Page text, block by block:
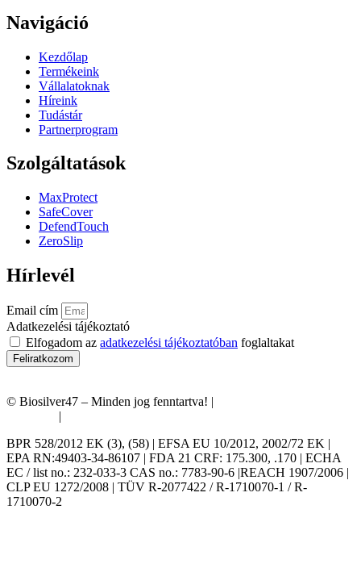
Navigáció
Kezdőlap
Termékeink
Vállalatoknak
Híreink
Tudástár
Partnerprogram
Szolgáltatások
MaxProtect
SafeCover
DefendTouch
ZeroSlip
Hírlevél
Email cím
Adatkezelési tájékoztató
Elfogadom az adatkezelési tájékoztatóban foglaltakat
Feliratkozom
© Biosilver47 – Minden jog fenntartva! |
|
BPR 528/2012 EK (3), (58) | EFSA EU 10/2012, 2002/72 EK |
EPA RN:49403-34-86107 | FDA 21 CRF: 175.300, .170 | ECHA
EC / list no.: 232-033-3 CAS no.: 7783-90-6 |REACH 1907/2006 |
CLP EU 1272/2008 | TÜV R-2077422 / R-1710070-1 / R-
1710070-2